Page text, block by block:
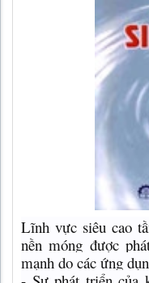
Lĩnh vực siêu cao
nền móng được
mạnh do các ứng